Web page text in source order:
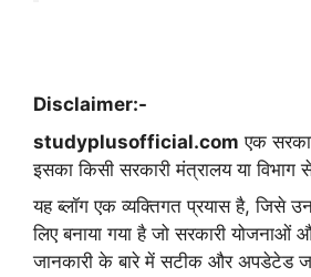
Disclaimer:-
studyplusofficial.com एक
इसका किसी सरकारी मंत्रालय या विभाग
यह ब्लॉग एक व्यक्तिगत प्रयास है, जिसे
लिए बनाया गया है जो सरकारी योजनाओं
जानकारी के बारे में सटीक और अपडेटेड